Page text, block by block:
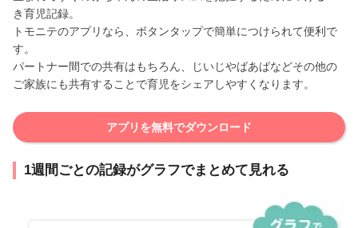
き育児記録。
トモニテのアプリなら、ボタンタップで簡単につけられて便利で
す。
パートナー間での共有はもちろん、じいじやばあばなどその他の
ご家族にも共有することで育児をシェアしやすくなります。
アプリを無料でダウンロード
1週間ごとの記録がグラフでまとめて見れる